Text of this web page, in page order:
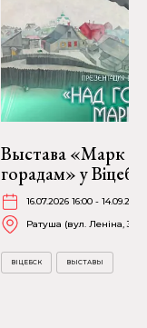
Выстава «Марк
горадам» у
16.07.2026 16:00 -
Ратуша (вул. Леніна, 36)
ВІЦЕБСК ВЫСТАВЫ